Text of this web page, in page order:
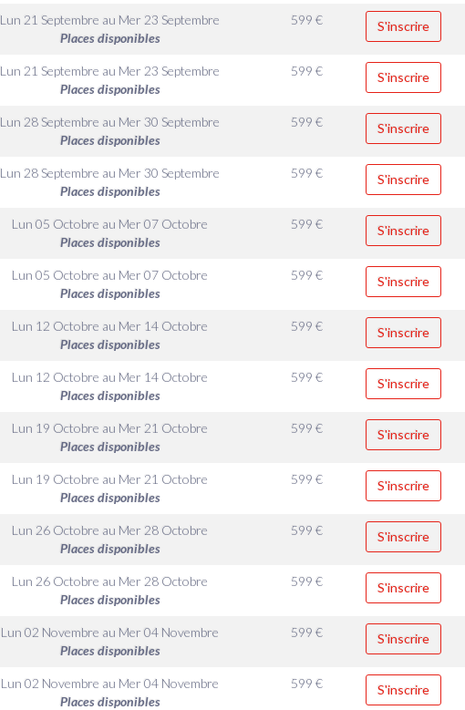
Lun 21 Septembre au Mer 23 Septembre
Places disponibles
599€ S'inscrire
Lun 21 Septembre au Mer 23 Septembre
Places disponibles
599€ S'inscrire
Lun 28 Septembre au Mer 30 Septembre
Places disponibles
599€ S'inscrire
Lun 28 Septembre au Mer 30 Septembre
Places disponibles
599€ S'inscrire
Lun 05 Octobre au Mer 07 Octobre
Places disponibles
599€ S'inscrire
Lun 05 Octobre au Mer 07 Octobre
Places disponibles
599€ S'inscrire
Lun 12 Octobre au Mer 14 Octobre
Places disponibles
599€ S'inscrire
Lun 12 Octobre au Mer 14 Octobre
Places disponibles
599€ S'inscrire
Lun 19 Octobre au Mer 21 Octobre
Places disponibles
599€ S'inscrire
Lun 19 Octobre au Mer 21 Octobre
Places disponibles
599€ S'inscrire
Lun 26 Octobre au Mer 28 Octobre
Places disponibles
599€ S'inscrire
Lun 26 Octobre au Mer 28 Octobre
Places disponibles
599€ S'inscrire
Lun 02 Novembre au Mer 04 Novembre
Places disponibles
599€ S'inscrire
Lun 02 Novembre au Mer 04 Novembre
Places disponibles
599€ S'inscrire